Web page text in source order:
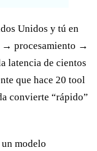
Unidos y tú en
→ procesamiento →
latencia de cientos
que hace 20 tool
convierte “rápido”
modelo